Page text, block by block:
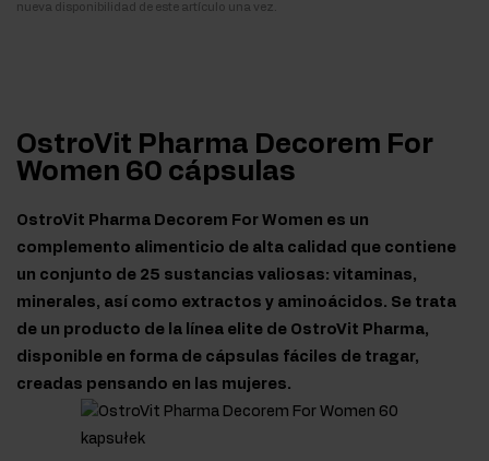
nueva disponibilidad de este artículo una vez.
OstroVit Pharma Decorem For
Women 60 cápsulas
OstroVit Pharma Decorem For Women es un
complemento alimenticio de alta calidad que contiene
un conjunto de 25 sustancias valiosas: vitaminas,
minerales, así como extractos y aminoácidos. Se trata
de un producto de la línea elite de OstroVit Pharma,
disponible en forma de cápsulas fáciles de tragar,
creadas pensando en las mujeres.